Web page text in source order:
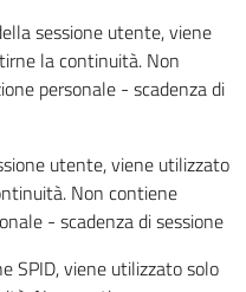
sessione utente, viene
la continuità. Non
personale - scadenza di
utente, viene utilizzato
Non contiene
- scadenza di sessione
SPID, viene utilizzato solo